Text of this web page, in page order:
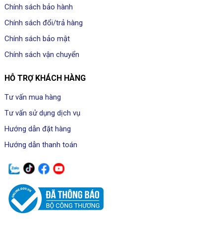
Chính sách bảo hành
Chính sách đổi/trả hàng
Chính sách bảo mật
Chính sách vận chuyển
HỖ TRỢ KHÁCH HÀNG
Tư vấn mua hàng
Tư vấn sử dụng dịch vụ
Hướng dẫn đặt hàng
Hướng dẫn thanh toán